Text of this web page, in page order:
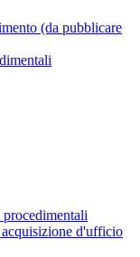
(da pubblicare
d'ufficio